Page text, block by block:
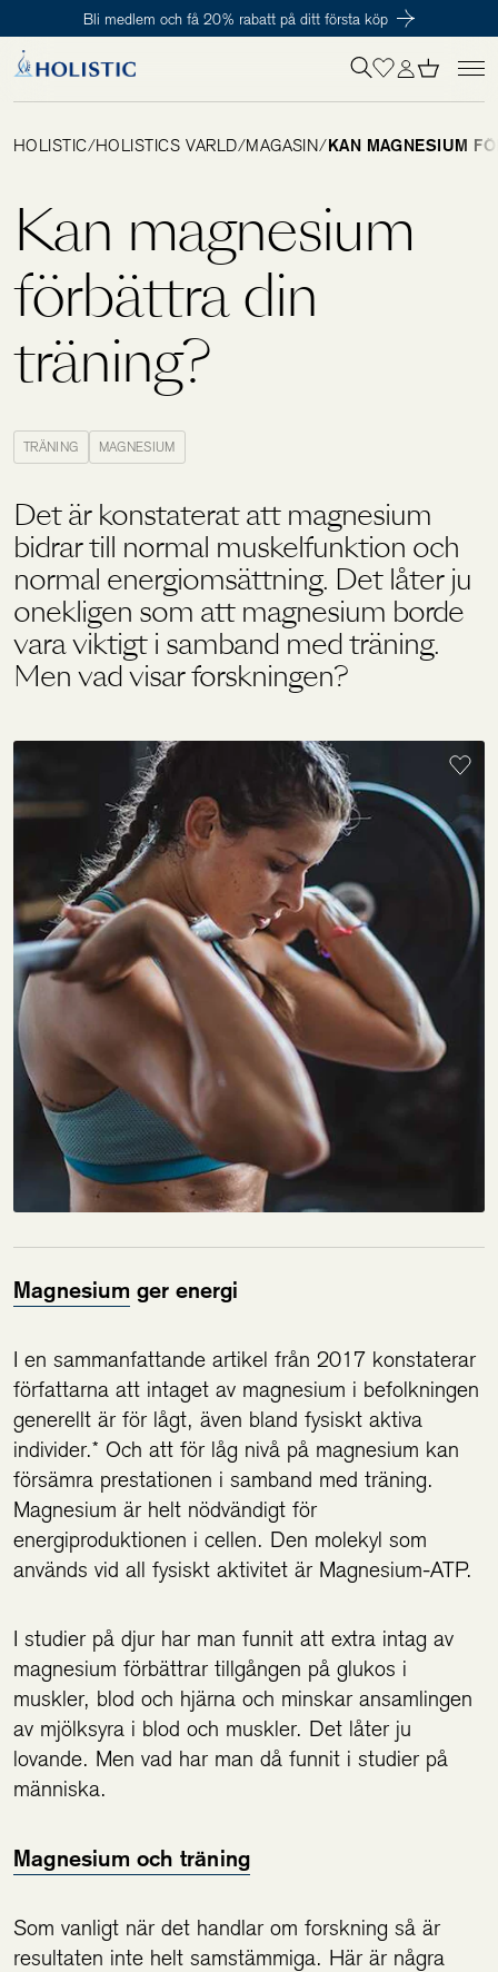
Bli medlem och få 20% rabatt på ditt första köp
Kit
Holistics värld
Utbildning
Tillagd i varukorgen Till kassan
För att påbörja en prenumeration hos oss så behöver du vara medlem i
Holistic Club. Det är helt kostnadsfritt.
HOLISTIC/HOLISTICS VÄRLD/MAGASIN/KAN MAGNESIUM
Kan magnesium
förbättra din
träning?
TRÄNING MAGNESIUM
Det är konstaterat att magnesium
bidrar till normal muskelfunktion och
normal energiomsättning. Det låter ju
onekligen som att magnesium borde
vara viktigt i samband med träning.
Men vad visar forskningen?
Magnesium ger energi
I en sammanfattande artikel från 2017 konstaterar
författarna att intaget av magnesium i befolkningen
generellt är för lågt, även bland fysiskt aktiva
individer.* Och att för låg nivå på magnesium kan
försämra prestationen i samband med träning.
Magnesium är helt nödvändigt för
energiproduktionen i cellen. Den molekyl som
används vid all fysiskt aktivitet är Magnesium-ATP.
I studier på djur har man funnit att extra intag av
magnesium förbättrar tillgången på glukos i
muskler, blod och hjärna och minskar ansamlingen
av mjölksyra i blod och muskler. Det låter ju
lovande. Men vad har man då funnit i studier på
människa.
Magnesium och träning
Som vanligt när det handlar om forskning så är
resultaten inte helt samstämmiga. Här är några